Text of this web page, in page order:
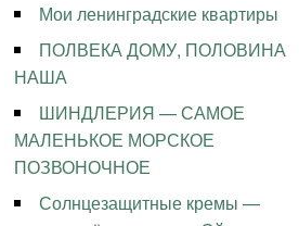
Мои ленинградские квартиры
ПОЛВЕКА ДОМУ, ПОЛОВИНА
НАША
ШИНДЛЕРИЯ — САМОЕ
МАЛЕНЬКОЕ МОРСКОЕ
ПОЗВОНОЧНОЕ
Солнцезащитные кремы —